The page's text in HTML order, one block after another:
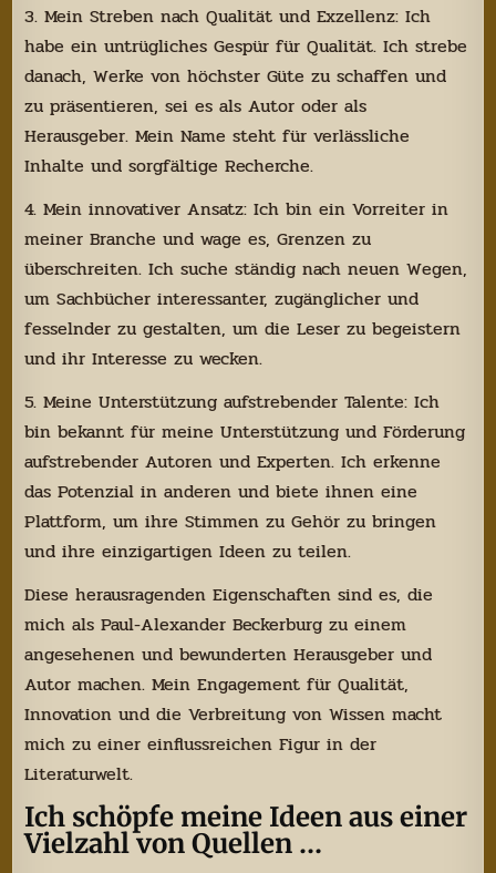
3. Mein Streben nach Qualität und Exzellenz: Ich
habe ein untrügliches Gespür für Qualität. Ich strebe
danach, Werke von höchster Güte zu schaffen und
zu präsentieren, sei es als Autor oder als
Herausgeber. Mein Name steht für verlässliche
Inhalte und sorgfältige Recherche.
4. Mein innovativer Ansatz: Ich bin ein Vorreiter in
meiner Branche und wage es, Grenzen zu
überschreiten. Ich suche ständig nach neuen Wegen,
um Sachbücher interessanter, zugänglicher und
fesselnder zu gestalten, um die Leser zu begeistern
und ihr Interesse zu wecken.
5. Meine Unterstützung aufstrebender Talente: Ich
bin bekannt für meine Unterstützung und Förderung
aufstrebender Autoren und Experten. Ich erkenne
das Potenzial in anderen und biete ihnen eine
Plattform, um ihre Stimmen zu Gehör zu bringen
und ihre einzigartigen Ideen zu teilen.
Diese herausragenden Eigenschaften sind es, die
mich als Paul-Alexander Beckerburg zu einem
angesehenen und bewunderten Herausgeber und
Autor machen. Mein Engagement für Qualität,
Innovation und die Verbreitung von Wissen macht
mich zu einer einflussreichen Figur in der
Literaturwelt.
Ich schöpfe meine Ideen aus einer
Vielzahl von Quellen …